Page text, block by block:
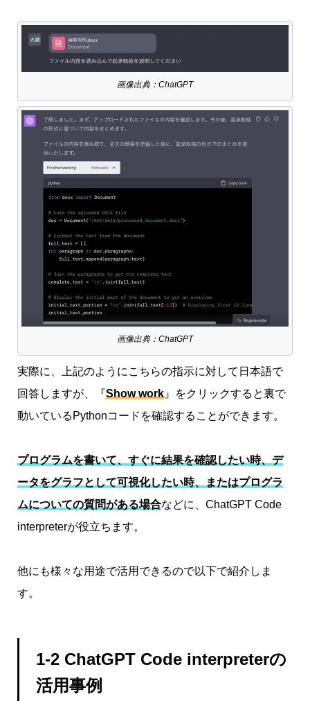
画像出典：ChatGPT
画像出典：ChatGPT
実際に、上記のようにこちらの指示に対して日本語で
回答しますが、『Show work 』をクリックすると裏で
動いているPythonコードを確認することができます。
プログラムを書いて、すぐに結果を確認したい時、デ
ータをグラフとして可視化したい時、またはプログラ
ムについての質問がある場合などに、ChatGPT Code
interpreterが役立ちます。
他にも様々な用途で活用できるので以下で紹介しま
す。
1-2 ChatGPT Code interpreterの
活用事例